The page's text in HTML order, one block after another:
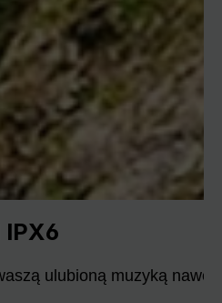
ulubioną muzyką